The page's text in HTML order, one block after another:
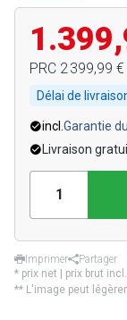
PRC 2 399,99 €
Délai de
incl. Garantie
Livraison
Imprimer
Partager
* prix net | prix brut
** L'image peut